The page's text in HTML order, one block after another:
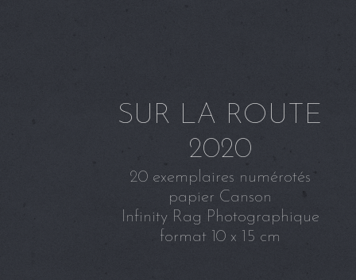
SUR LA ROUTE
2020
20 exemplaires numérotés
papier Canson
Infinity Rag Photographique
format 10 x 15 cm